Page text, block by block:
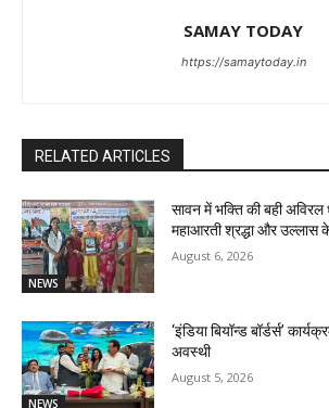
SAMAY TODAY
https://samaytoday.in
RELATED ARTICLES
NEWS
सावन में भक्ति की बही अविरल
महाआरती श्रद्धा और उल्लास
August 6, 2026
NEWS
‘इंडिया बियॉन्ड बॉर्डर्स’
अवस्थी
August 5, 2026